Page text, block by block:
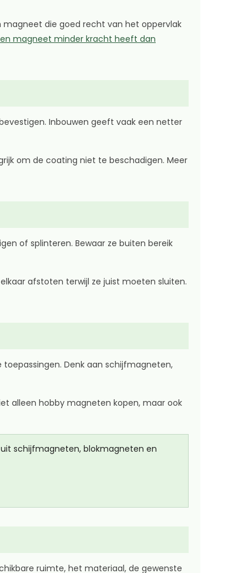
magneet die goed recht van het oppervlak
magneet minder kracht heeft dan
Inbouwen geeft vaak een netter
om de coating niet te beschadigen. Meer
of splinteren. Bewaar ze buiten bereik
afstoten terwijl ze juist moeten sluiten.
Denk aan schijfmagneten,
alleen hobby magneten kopen, maar ook
schijfmagneten, blokmagneten en
ruimte, het materiaal, de gewenste